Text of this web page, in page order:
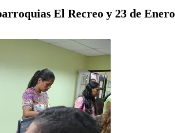
El Recreo y 23 de Enero